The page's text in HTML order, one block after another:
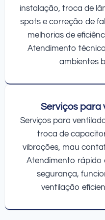
instalação, troca de
spots e correção de
melhorias de
Atendimento
ambientes
Serviços para
Serviços para
troca de
vibrações, mau
Atendimento rápido
segurança,
ventilação